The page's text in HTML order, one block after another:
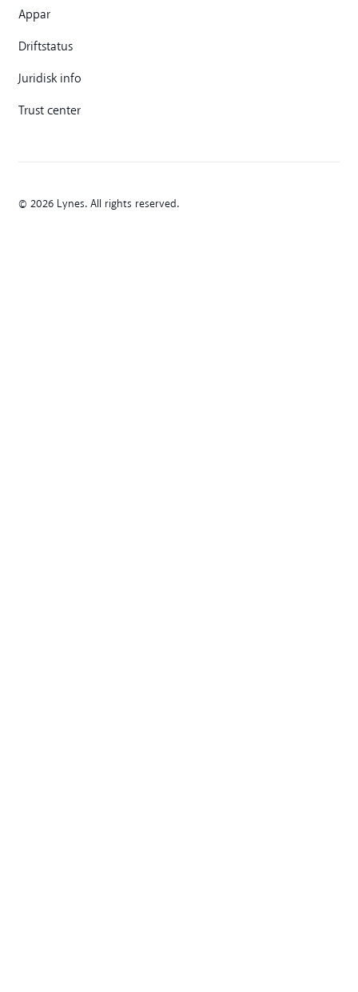
Appar
Driftstatus
Juridisk info
Trust center
© 2026 Lynes. All rights reserved.